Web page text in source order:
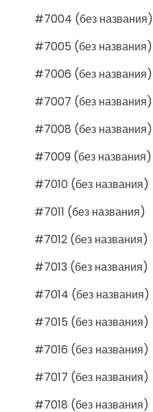
#7004 (без названия)
#7005 (без названия)
#7006 (без названия)
#7007 (без названия)
#7008 (без названия)
#7009 (без названия)
#7010 (без названия)
#7011 (без названия)
#7012 (без названия)
#7013 (без названия)
#7014 (без названия)
#7015 (без названия)
#7016 (без названия)
#7017 (без названия)
#7018 (без названия)